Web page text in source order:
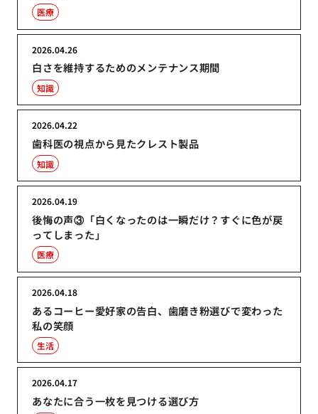
医療
白さを維持するためのメンテナンス期間
2026.04.26
知識
歯科医の視点から見たクレスト製品
2026.04.22
知識
後悔の声③「白くなったのは一瞬だけ？すぐに色が戻
ってしまった」
2026.04.19
医療
あるコーヒー愛好家の告白、歯磨き粉選びで変わった
私の笑顔
2026.04.18
生活
あなたに合う一枚を見つける選び方
2026.04.17